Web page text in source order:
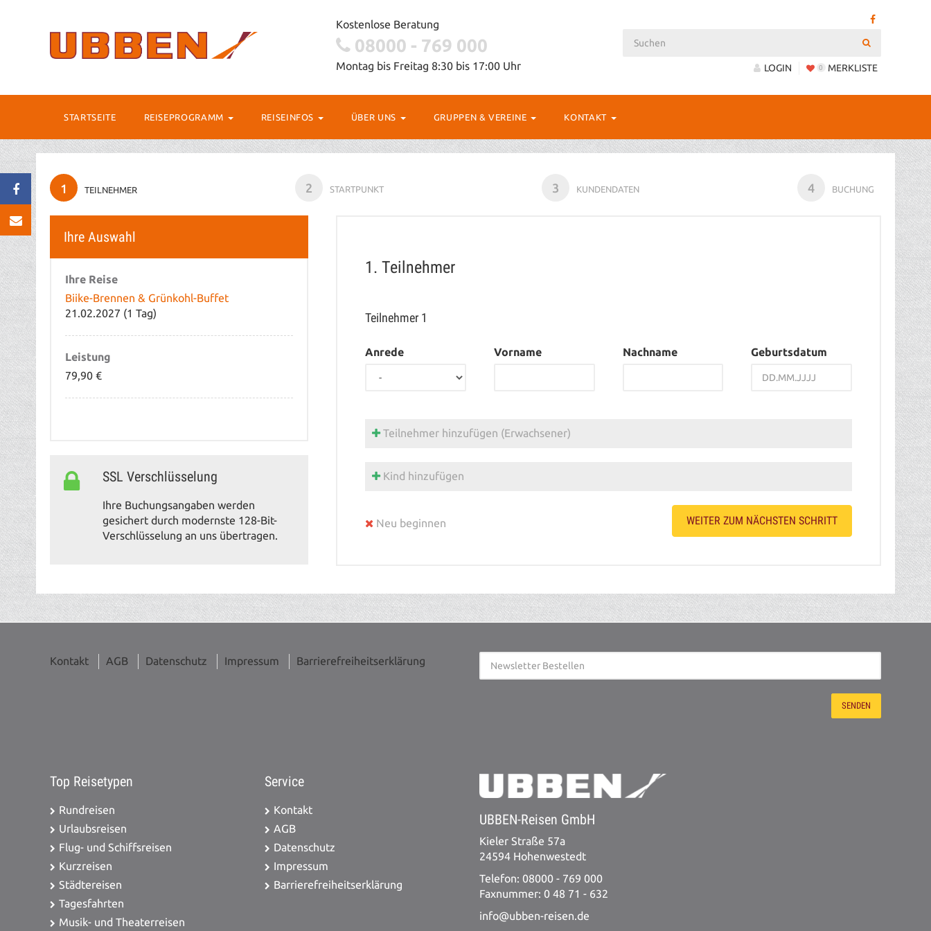
Kostenlose Beratung
08000 - 769 000
Montag bis Freitag 8:30 bis 17:00 Uhr LOGIN 0 MERKLISTE
STARTSEITE REISEPROGRAMM REISEINFOS ÜBER UNS GRUPPEN & VEREINE KONTAKT
1 TEILNEHMER 2 STARTPUNKT 3 KUNDENDATEN 4 BUCHUNG
1. Teilnehmer
Teilnehmer 1
Anrede Vorname Nachname Geburtsdatum
Teilnehmer hinzufügen (Erwachsener)
Kind hinzufügen
WEITER ZUM NÄCHSTEN SCHRITT
Neu beginnen
Ihre Auswahl
Ihre Reise
Biike-Brennen & Grünkohl-Buffet
21.02.2027 (1 Tag)
Leistung
79,90 €
SSL Verschlüsselung
Ihre Buchungsangaben werden
gesichert durch modernste 128-Bit-
Verschlüsselung an uns übertragen.
Kontakt AGB Datenschutz Impressum Barrierefreiheitserklärung
Top Reisetypen
Rundreisen
Urlaubsreisen
Flug- und Schiffsreisen
Kurzreisen
Städtereisen
Tagesfahrten
Musik- und Theaterreisen
Service
Kontakt
AGB
Datenschutz
Impressum
Barrierefreiheitserklärung
UBBEN-Reisen GmbH
Kieler Straße 57a
24594 Hohenwestedt
Telefon: 08000 - 769 000
Faxnummer: 0 48 71 - 632
info@ubben-reisen.de